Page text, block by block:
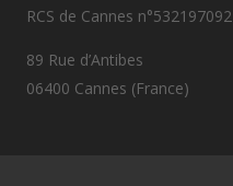
RCS de Cannes n°532197092
89 Rue d’Antibes
06400 Cannes (France)